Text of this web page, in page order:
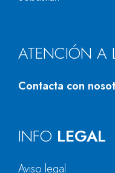
ATENCIÓN A
Contacta con
INFO LEGAL
Aviso legal